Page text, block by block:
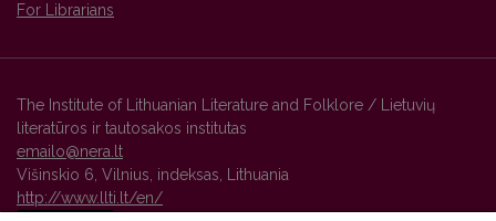
For Librarians
The Institute of Lithuanian Literature and Folklore / Lietuvių
literatūros ir tautosakos institutas
emailo@nera.lt
Višinskio 6, Vilnius, indeksas, Lithuania
http://www.llti.lt/en/